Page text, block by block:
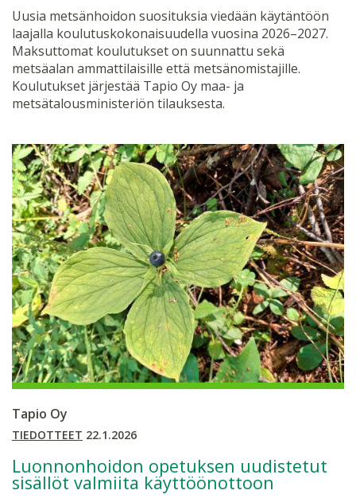
Uusia metsänhoidon suosituksia viedään käytäntöön
laajalla koulutuskokonaisuudella vuosina 2026–2027.
Maksuttomat koulutukset on suunnattu sekä
metsäalan ammattilaisille että metsänomistajille.
Koulutukset järjestää Tapio Oy maa- ja
metsätalousministeriön tilauksesta.
Tapio Oy
TIEDOTTEET 22.1.2026
Luonnonhoidon opetuksen uudistetut
sisällöt valmiita käyttöönottoon